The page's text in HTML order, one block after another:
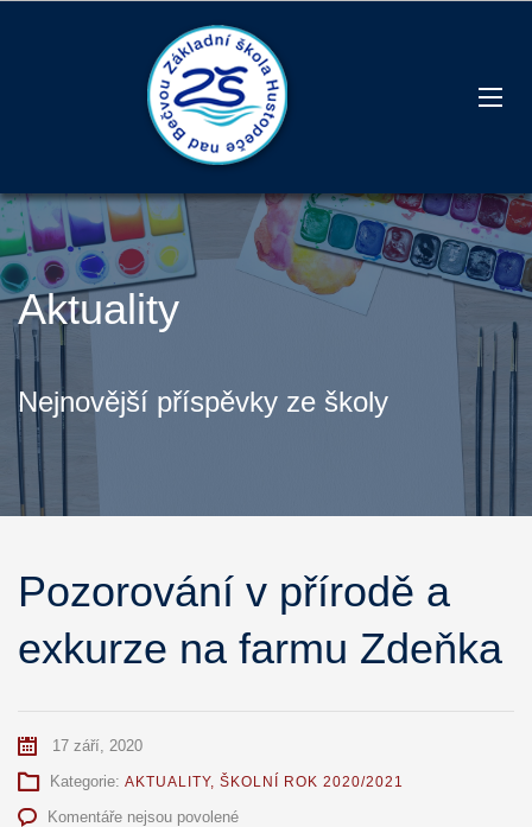
Aktuality
Nejnovější příspěvky ze školy
Pozorování v přírodě a
exkurze na farmu Zdeňka
17 září, 2020
Kategorie: AKTUALITY, ŠKOLNÍ ROK 2020/2021
Komentáře nejsou povolenéu